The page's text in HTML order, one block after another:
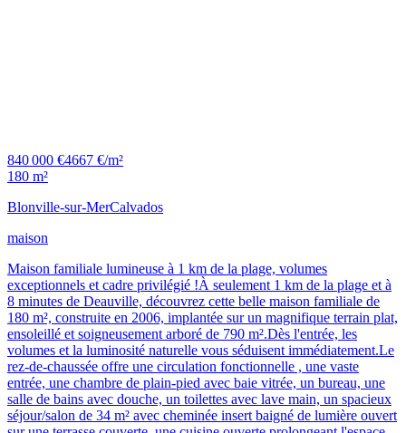
840 000 €4667 €/m²
180 m²
Blonville-sur-MerCalvados
maison
Maison familiale lumineuse à 1 km de la plage, volumes
exceptionnels et cadre privilégié !À seulement 1 km de la plage et à
8 minutes de Deauville, découvrez cette belle maison familiale de
180 m², construite en 2006, implantée sur un magnifique terrain plat,
ensoleillé et soigneusement arboré de 790 m².Dès l'entrée, les
volumes et la luminosité naturelle vous séduisent immédiatement.Le
rez-de-chaussée offre une circulation fonctionnelle , une vaste
entrée, une chambre de plain-pied avec baie vitrée, un bureau, une
salle de bains avec douche, un toilettes avec lave main, un spacieux
séjour/salon de 34 m² avec cheminée insert baigné de lumière ouvert